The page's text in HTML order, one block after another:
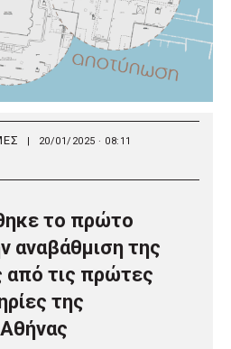
| 20/01/2025 · 08:11
το πρώτο
αναβάθμιση της
από τις πρώτες
της